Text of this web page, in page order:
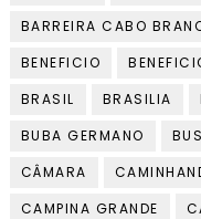
BARREIRA CABO
BENEFICIO
BRASIL
BRASILIA
BUBA GERMANO
CÂMARA
CAMPINA GRANDE